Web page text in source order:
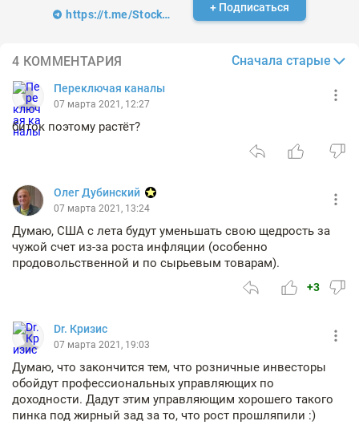
https://t.me/Stock_News100
+ Подписаться
4 КОММЕНТАРИЯ Сначала старые
Переключая каналы
07 марта 2021, 12:27
биток поэтому растёт?
Олег Дубинский
07 марта 2021, 13:24
Думаю, США с лета будут уменьшать свою щедрость за
чужой счет из-за роста инфляции (особенно
продовольственной и по сырьевым товарам).
+3
Dr. Кризис
07 марта 2021, 19:03
Думаю, что закончится тем, что розничные инвесторы
обойдут профессиональных управляющих по
доходности. Дадут этим управляющим хорошего такого
пинка под жирный зад за то, что рост прошляпили :)